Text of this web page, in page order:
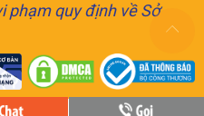
phạm quy định về Sở